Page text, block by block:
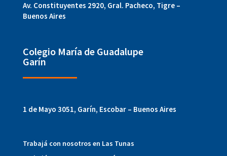
Av. Constituyentes 2920, Gral. Pacheco, Tigre –
Buenos Aires
Colegio María de Guadalupe
Garín
1 de Mayo 3051, Garín, Escobar – Buenos Aires
Trabajá con nosotros en Las Tunas